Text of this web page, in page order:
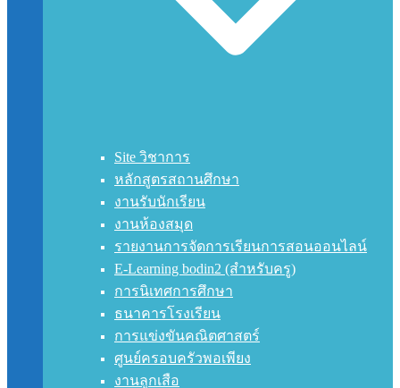
Site วิชาการ
หลักสูตรสถานศึกษา
งานรับนักเรียน
งานห้องสมุด
รายงานการจัดการเรียนการสอนออนไลน์
E-Learning bodin2 (สำหรับครู)
การนิเทศการศึกษา
ธนาคารโรงเรียน
การแข่งขันคณิตศาสตร์
ศูนย์ครอบครัวพอเพียง
งานลูกเสือ